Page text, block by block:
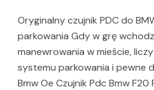
Oryginalny czujnik PDC do
parkowania Gdy w grę
manewrowania w mieście,
systemu parkowania i pewne
Bmw Oe Czujnik Pdc Bmw F20